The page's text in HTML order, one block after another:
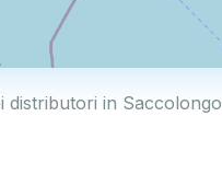
distributori in Saccolongo